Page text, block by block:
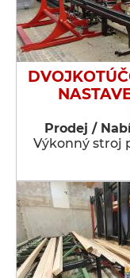
Prodej /
Výkonný stroj